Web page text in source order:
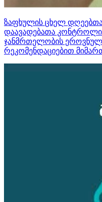
ზაფხულის ცხელ
დაავადებათა
ჯანმრთელობის
რეკომენდაციებით